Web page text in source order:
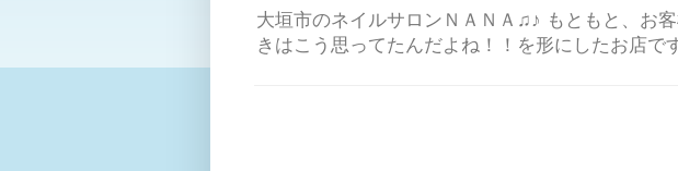
大垣市のネイルサロンＮＡＮＡ♫♪ もともと、お
きはこう思ってたんだよね！！を形にしたお店